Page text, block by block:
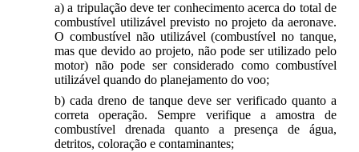
a) a tripulação deve ter conhecimento acerca do total de
combustível utilizável previsto no projeto da aeronave.
O combustível não utilizável (combustível no tanque,
mas que devido ao projeto, não pode ser utilizado pelo
motor) não pode ser considerado como combustível
utilizável quando do planejamento do voo;
b) cada dreno de tanque deve ser verificado quanto a
correta operação. Sempre verifique a amostra de
combustível drenada quanto a presença de água,
detritos, coloração e contaminantes;